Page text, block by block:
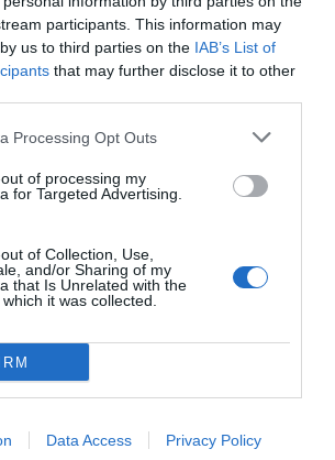
participants. This information may
us to third parties on the IAB’s List of
that may further disclose it to other
Processing Opt Outs
of processing my
for Targeted Advertising.
of Collection, Use,
and/or Sharing of my
that Is Unrelated with the
it was collected.
Data Access Privacy Policy
στην πίστα
άδειες ταξί κύριε
ένα σχόλιο